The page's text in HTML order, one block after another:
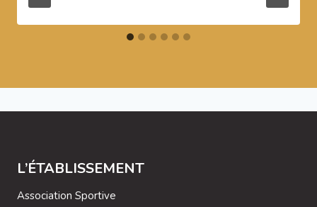
L’ÉTABLISSEMENT
Association Sportive